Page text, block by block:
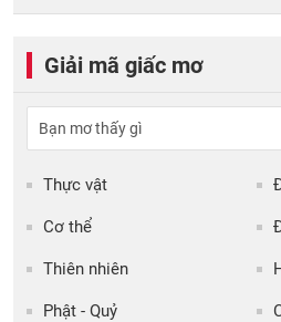
Giải mã giấc mơ
Thực vật
Cơ thể
Thiên nhiên
Phật - Quỷ